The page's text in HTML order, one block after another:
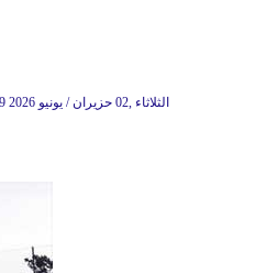
03:49 2026 الثلاثاء ,02 حزيران / يونيو